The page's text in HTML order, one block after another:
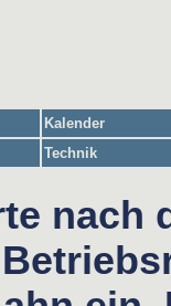
Kalender
Technik